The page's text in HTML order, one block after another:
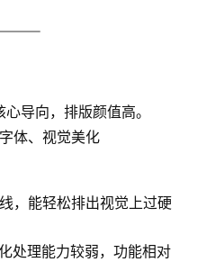
心导向，排版颜值高。
体、视觉美化
，能轻松排出视觉上过硬
处理能力较弱，功能相对